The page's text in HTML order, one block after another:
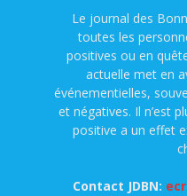
Le journal des
toutes les
positives ou en
actuelle met en
événementielles,
et négatives. Il n’est
positive a un effet
Contact JDBN: